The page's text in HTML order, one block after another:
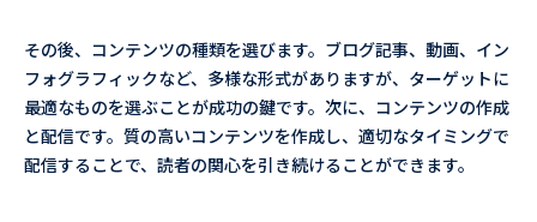
その後、コンテンツの種類を選びます。ブログ記事、動画、イン
フォグラフィックなど、多様な形式がありますが、ターゲットに
最適なものを選ぶことが成功の鍵です。次に、コンテンツの作成
と配信です。質の高いコンテンツを作成し、適切なタイミングで
配信することで、読者の関心を引き続けることができます。